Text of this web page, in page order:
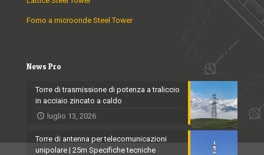
Forno a microonde Steel Tower
News Pro
Torre di trasmissione di potenza a traliccio
in acciaio zincato a caldo
luglio 13, 2026
Torre di antenna per telecomunicazioni
unipolare | 25m Specifiche tecniche